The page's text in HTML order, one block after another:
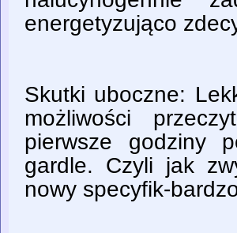
energetyzująco
Skutki uboczne:
możliwości
pierwsze godziny
gardle. Czyli jak
nowy specyfik-